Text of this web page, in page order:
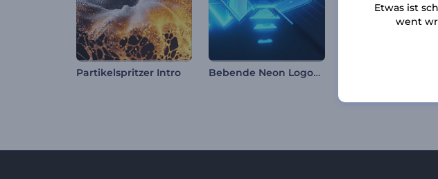
Partikelspritzer Intro Bebende Neon Logoanimation
Etwas ist
went